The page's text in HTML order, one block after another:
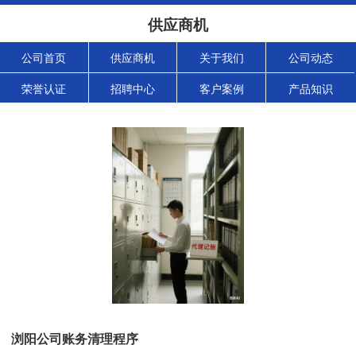
供应商机
公司首页 供应商机 关于我们 公司动态
荣誉认证 招聘中心 客户案例 产品知识
浏阳公司账务清理程序